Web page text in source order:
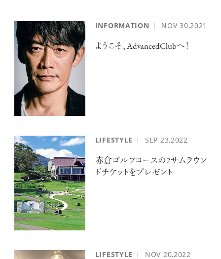
INFORMATION NOV 30,2021
ようこそ、AdvancedClubへ！
LIFESTYLE SEP 23,2022
赤倉ゴルフコースの2サムラウン
ドチケットをプレゼント
LIFESTYLE NOV 20,2022